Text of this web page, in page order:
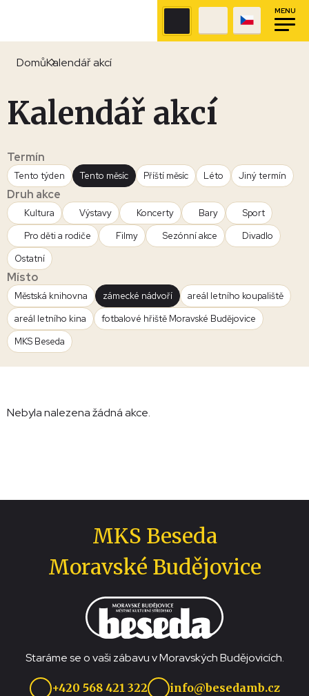
MENU
DomůKalendář akcí
Kalendář akcí
Termín
Tento týden Tento měsíc Příští měsíc Léto Jiný termín
Druh akce
Kultura Výstavy Koncerty Bary
Sport
Pro děti a rodiče
Filmy Sezónní akce
Divadlo
Ostatní
Místo
Městská knihovna zámecké nádvoří
areál letního koupaliště
areál letního kina
fotbalové hřiště Moravské Budějovice
MKS Beseda
Nebyla nalezena žádná akce.
MKS Beseda
Moravské Budějovice
Staráme se o vaši zábavu v Moravských Budějovicích.
+420 568 421 322 info@besedamb.cz